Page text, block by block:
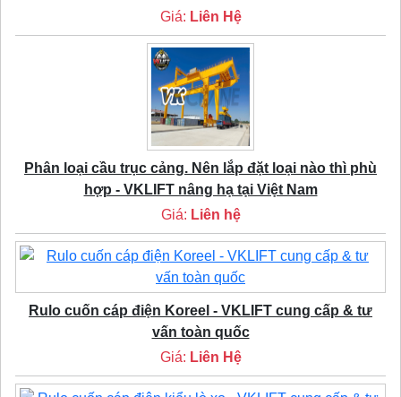
Giá: Liên Hệ
Phân loại cầu trục cảng. Nên lắp đặt loại nào thì phù
hợp - VKLIFT nâng hạ tại Việt Nam
Giá: Liên hệ
Rulo cuốn cáp điện Koreel - VKLIFT cung cấp & tư
vấn toàn quốc
Giá: Liên Hệ